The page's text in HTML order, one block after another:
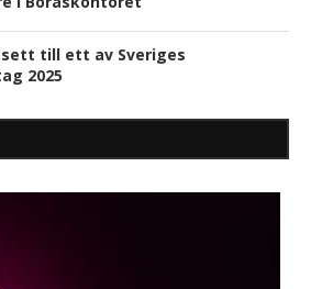
till ett av Sveriges
2025